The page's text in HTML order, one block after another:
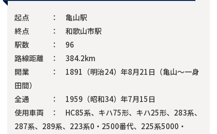
起点 ： 亀山駅
終点 ： 和歌山市駅
駅数 ： 96
路線距離 ： 384.2km
開業 ： 1891（明治24）年8月21日（亀山〜一身
田間）
全通 ： 1959（昭和34）年7月15日
使用車両 ： HC85系、キハ75形、キハ25形、283系、
287系、289系、223系0・2500番代、225系5000・